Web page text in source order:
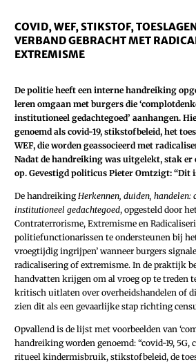
COVID, WEF, STIKSTOF,
VERBAND GEBRACHT MET
EXTREMISME
De politie heeft een interne handreiking
leren omgaan met burgers die
institutioneel gedachtegoed’ aanhangen.
genoemd als covid-19, stikstofbeleid, het
WEF, die worden geassocieerd met
Nadat de handreiking was uitgelekt, stak
op. Gevestigd politicus Pieter Omtzigt: “Dit
De handreiking Herkennen, duiden,
institutioneel gedachtegoed, opgesteld door
Contraterrorisme, Extremisme en
politiefunctionarissen te ondersteunen bij
vroegtijdig ingrijpen’ wanneer burgers
radicalisering of extremisme. In de praktijk
handvatten krijgen om al vroeg op te treden
kritisch uitlaten over overheidshandelen of
zien dit als een gevaarlijke stap richting
Opvallend is de lijst met voorbeelden van
handreiking worden genoemd: “covid-19, 5G,
ritueel kindermisbruik, stikstofbeleid, de